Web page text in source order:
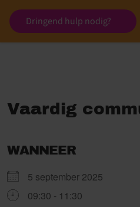
Dringend hulp nodig?
Vaardig
WANNEER
5 september 2025
09:30 - 11:30